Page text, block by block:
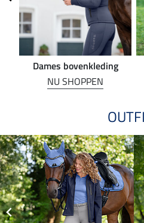
Dames bovenkleding
NU SHOPPEN